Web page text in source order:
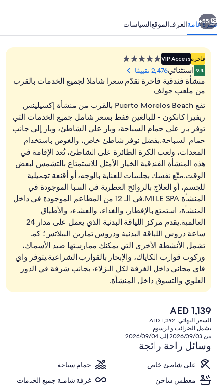
بسعر
شامل
جميع
الخدمات
واجهة المنشأة
التالي
55+
نظرة عامةالغرفالموقعالسياسات
فاخرةVIP Accessمنشأة
فندقية
مصنفة
بـ
5.0
نجوم
9.4 استثنائي2,476 تقييمًا
منشأة فندقية فاخرة تقدّم سعرا شاملا لجميع الخدمات بالقرب
من ملعب جولف
تقع Puerto Morelos Beach بالقرب من منشأة إكسيلينس
ريفيرا كانكون - للبالغين فقط بسعر شامل جميع الخدمات التي
توفر بار على حمام السباحة، وبار على الشاطئ، وبار إلى جانب
حمام السباحة.بفضل توفر شاطئ خاص، والغوص باستخدام
المعدات، ولعب الكرة الطائرة على الشاطئ، تُعد الإقامة في
هذه المنشأة الفندقية الخيار الأمثل للاستمتاع بالتشمس لبعض
الوقت.متّع نفسك بجلسات للعناية بالوجه، أو أقنعة تجميلية
للجسم، أو العلاج بالروائح العطرية في السبا الموجودة في
المنشأة MIILE SPA.في الـ 12 من المطاعم الموجودة في داخل
المنشأة، استمتع بالإفطار، والغداء، والعشاء، والأطباق
العالمية.يقدم مركز اللياقة البدنية الذي يعمل على مدار 24
ساعة دروس اللياقة البدنية ودروس تمارين البيلاتس؛ كما
تشمل الأنشطة الأخرى التي يمكنك ممارستها صيد الأسماك،
وركوب قوارب الكاياك، والإبحار بالقوارب الشراعية.يتوفر واي
فاي مجاني داخل الغرفة لكل النزلاء، بجانب شرفة في الدور
العلوي والتسوق داخل المنشأة.
السعر
الحالي
هو
AED
1,139
AED 1,139
السعر النهائي: AED 1,392
يشمل الضرائب والرسوم
من 2026/09/03 إلى 2026/09/04
وسائل راحة رائجة
على شاطئ خاص
حمام سباحة
مغطس ساخن
غرفة شاملة جميع الخدمات